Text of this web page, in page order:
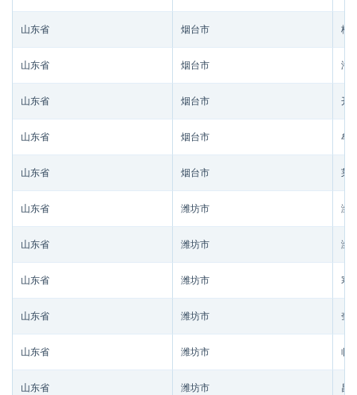
山东省 烟台市 栖
山东省 烟台市 海
山东省 烟台市 开
山东省 烟台市 牟
山东省 烟台市 莱
山东省 潍坊市 潍
山东省 潍坊市 潍
山东省 潍坊市 寒
山东省 潍坊市 奎
山东省 潍坊市 临
山东省 潍坊市 昌